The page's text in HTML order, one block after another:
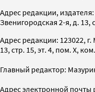
Адрес редакции, издателя:
Звенигородская 2-я, д. 13,
Адрес редакции: 123022,
13, стр. 15, эт. 4, пом. X,
Главный редактор:
Адрес электронной почты